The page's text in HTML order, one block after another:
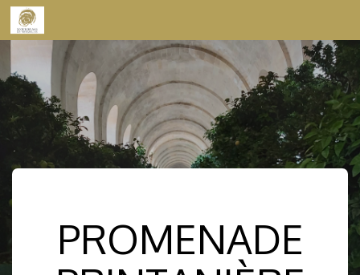
Skip to content
PROMENADE